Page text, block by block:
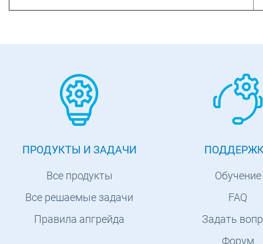
ПРОДУКТЫ И ЗАДАЧИ
Все продукты
Все решаемые задачи
Правила апгрейда
Обучение
FAQ
Задать
Форум